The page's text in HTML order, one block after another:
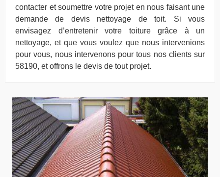
contacter et soumettre votre projet en nous faisant une
demande de devis nettoyage de toit. Si vous
envisagez d’entretenir votre toiture grâce à un
nettoyage, et que vous voulez que nous intervenions
pour vous, nous intervenons pour tous nos clients sur
58190, et offrons le devis de tout projet.